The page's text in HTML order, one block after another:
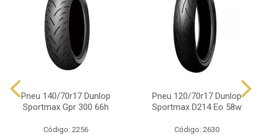
Pneu 140/70r17 Dunlop
Sportmax Gpr 300 66h
Código: 2256
Pneu 120/70r17 Dunlop
Sportmax D214 Eo 58w
Código: 2630